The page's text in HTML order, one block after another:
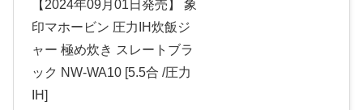
【2024年09月01日発売】 象
印マホービン 圧力IH炊飯ジ
ャー 極め炊き スレートブラ
ック NW-WA10 [5.5合 /圧力
IH]